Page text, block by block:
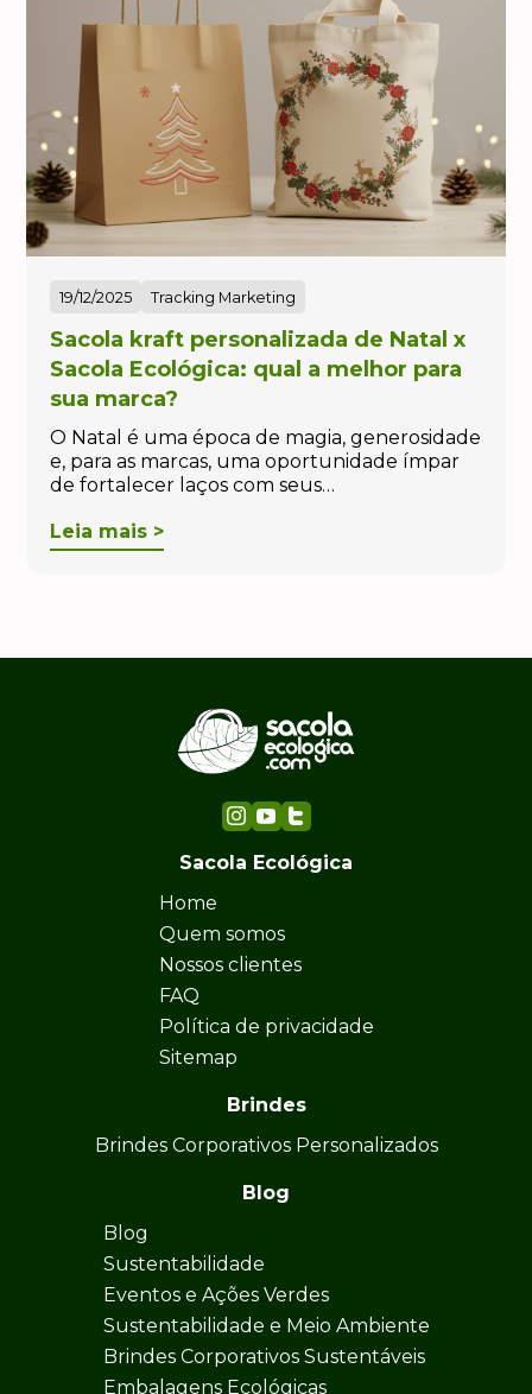
19/12/2025 Tracking Marketing
Sacola kraft personalizada de Natal x
Sacola Ecológica: qual a melhor para
sua marca?
O Natal é uma época de magia, generosidade
e, para as marcas, uma oportunidade ímpar
de fortalecer laços com seus…
Leia mais >
Sacola Ecológica
Home
Quem somos
Nossos clientes
FAQ
Política de privacidade
Sitemap
Brindes
Brindes Corporativos Personalizados
Blog
Blog
Sustentabilidade
Eventos e Ações Verdes
Sustentabilidade e Meio Ambiente
Brindes Corporativos Sustentáveis
Embalagens Ecológicas